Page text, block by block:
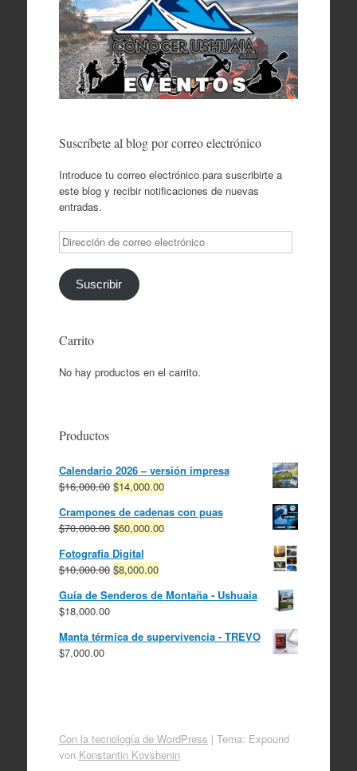
Suscríbete al blog por correo electrónico
Introduce tu correo electrónico para suscribirte a
este blog y recibir notificaciones de nuevas
entradas.
Dirección
de
correo
electrónico
Suscribir
Carrito
No hay productos en el carrito.
Productos
Calendario 2026 – versión impresa
$16,000.00 El
original
era:
$16,000.00.
$14,000.00El
actual
es:
Crampones de cadenas con puas
$70,000.00 El
original
era:
$70,000.00.
$60,000.00El
$60,000.00.
Fotografia Digital
$10,000.00 El
original
$10,000.00.
$8,000.00El
actual
$8,000.00.
Guía de Senderos de Montaña - Ushuaia
$18,000.00
Manta térmica de supervivencia - TREVO
$7,000.00
Con la tecnología de WordPress | Tema: Expound
von Konstantin Kovshenin